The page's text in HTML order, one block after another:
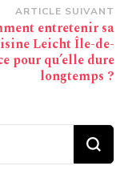
ARTICLE SUIVANT
entretenir sa
Leicht Île-de-
pour qu’elle dure
longtemps ?